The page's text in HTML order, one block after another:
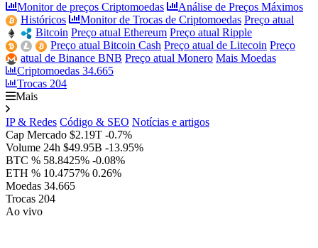
Monitor de preços Criptomoedas
Análise de Preços Máximos
Históricos
Monitor de Trocas de Criptomoedas Preço atual
Bitcoin Preço atual Ethereum Preço atual Ripple
Preço atual Bitcoin Cash Preço atual de Litecoin Preço
atual de Binance BNB Preço atual Monero Mais Moedas
Criptomoedas 34.665
Trocas 204
Mais
IP & Redes Código & SEO Notícias e artigos
Cap Mercado $2.19T -0.7%
Volume 24h $49.95B -13.95%
BTC % 58.8425% -0.08%
ETH % 10.4757% 0.26%
Moedas 34.665
Trocas 204
Ao vivo